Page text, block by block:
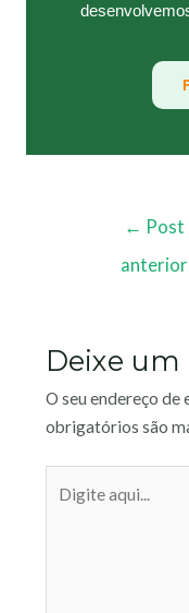
← Post
anterior
Deixe
O seu endereço de
obrigatórios são